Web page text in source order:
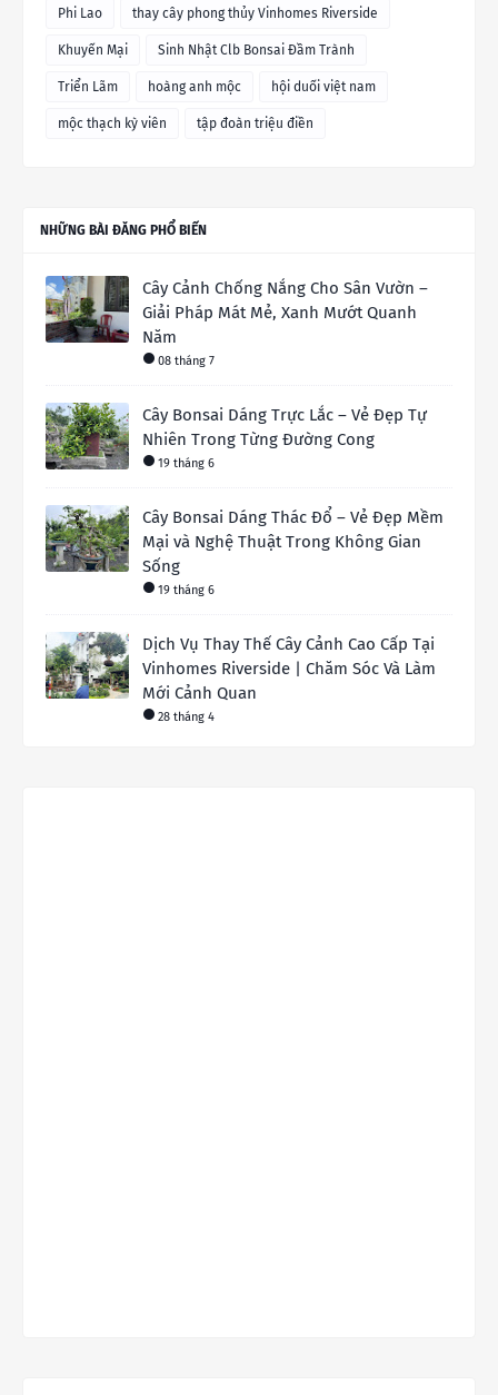
Phi Lao thay cây phong thủy Vinhomes Riverside
Khuyến Mại Sinh Nhật Clb Bonsai Đầm Trành
Triển Lãm hoàng anh mộc hội duối việt nam
mộc thạch kỳ viên tập đoàn triệu điền
NHỮNG BÀI ĐĂNG PHỔ BIẾN
Cây Cảnh Chống Nắng Cho Sân Vườn –
Giải Pháp Mát Mẻ, Xanh Mướt Quanh
Năm
08 tháng 7
Cây Bonsai Dáng Trực Lắc – Vẻ Đẹp Tự
Nhiên Trong Từng Đường Cong
19 tháng 6
Cây Bonsai Dáng Thác Đổ – Vẻ Đẹp Mềm
Mại và Nghệ Thuật Trong Không Gian
Sống
19 tháng 6
Dịch Vụ Thay Thế Cây Cảnh Cao Cấp Tại
Vinhomes Riverside | Chăm Sóc Và Làm
Mới Cảnh Quan
28 tháng 4